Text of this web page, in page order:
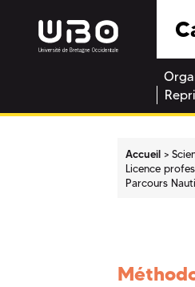
Accueil
Licence
Parcours